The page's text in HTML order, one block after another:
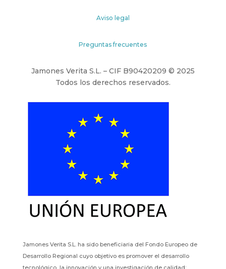
Aviso legal
Preguntas frecuentes
Jamones Verita S.L. – CIF B90420209 © 2025
Todos los derechos reservados.
Jamones Verita S.L. ha sido beneficiaria del Fondo Europeo de
Desarrollo Regional cuyo objetivo es promover el desarrollo
tecnológico, la innovación y una investigación de calidad;